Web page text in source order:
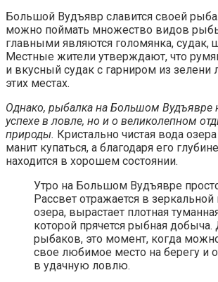
Большой Вудъявр славится своей
можно поймать множество видов
главными являются голомянка, судак,
Местные жители утверждают, что
и вкусный судак с гарниром из зелени
этих местах.
Однако, рыбалка на Большом Вудъявре
успехе в ловле, но и о великолепном
природы. Кристально чистая вода
манит купаться, а благодаря его
находится в хорошем состоянии.
Утро на Большом Вудъявре
Рассвет отражается в зеркальной
озера, вырастает плотная
которой прячется рыбная
рыбаков, это момент, когда
свое любимое место на берегу и
в удачную ловлю.